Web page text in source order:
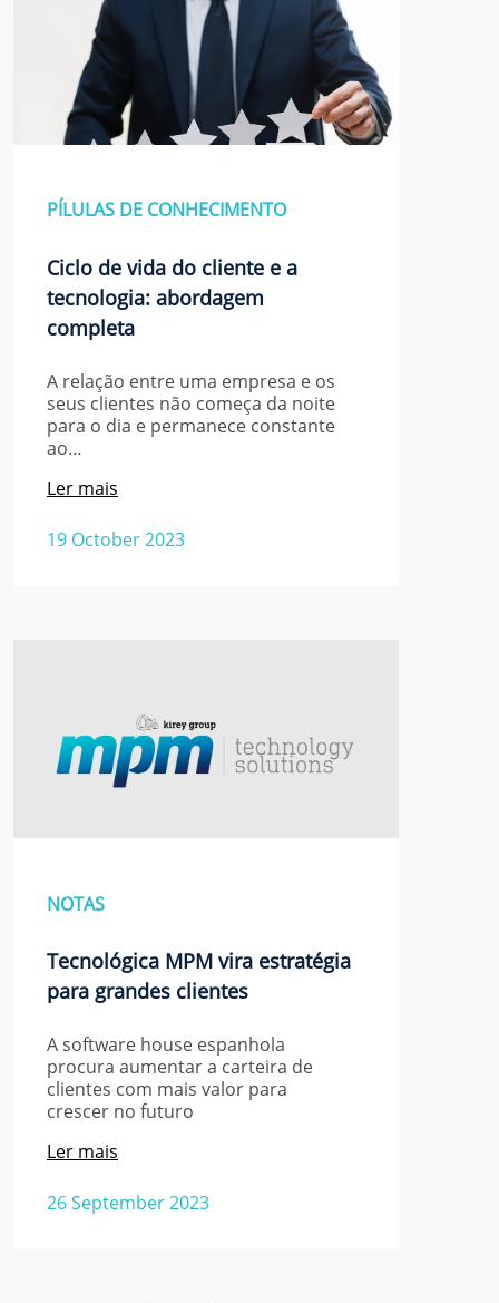
PÍLULAS DE CONHECIMENTO
Ciclo de vida do cliente e a
tecnologia: abordagem
completa
A relação entre uma empresa e os
seus clientes não começa da noite
para o dia e permanece constante
ao…
19 October 2023
Ler mais
NOTAS
Tecnológica MPM vira estratégia
para grandes clientes
A software house espanhola
procura aumentar a carteira de
clientes com mais valor para
crescer no futuro
26 September 2023
Ler mais